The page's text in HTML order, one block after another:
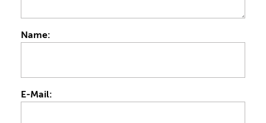
Name:
E-Mail: